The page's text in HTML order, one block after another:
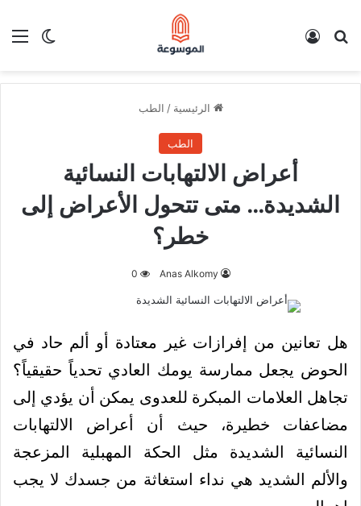
الوضع بحث عن
الرئيسية / الطب
الطب
أعراض الالتهابات النسائية
الشديدة… متى تتحول الأعراض إلى
خطر؟
Anas Alkomy
0
هل تعانين من إفرازات غير معتادة أو ألم حاد في
الحوض يجعل ممارسة يومك العادي تحدياً حقيقياً؟
تجاهل العلامات المبكرة للعدوى يمكن أن يؤدي إلى
مضاعفات خطيرة، حيث أن أعراض الالتهابات
النسائية الشديدة مثل الحكة المهبلية المزعجة
والألم الشديد هي نداء استغاثة من جسدك لا يجب